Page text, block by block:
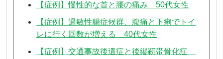
【症例】慢性的な首と腰の痛み 50代女性
【症例】過敏性腸症候群、腹痛と下痢でトイ
レに行く回数が増える 40代女性
【症例】交通事故後遺症と後縦靭帯骨化症